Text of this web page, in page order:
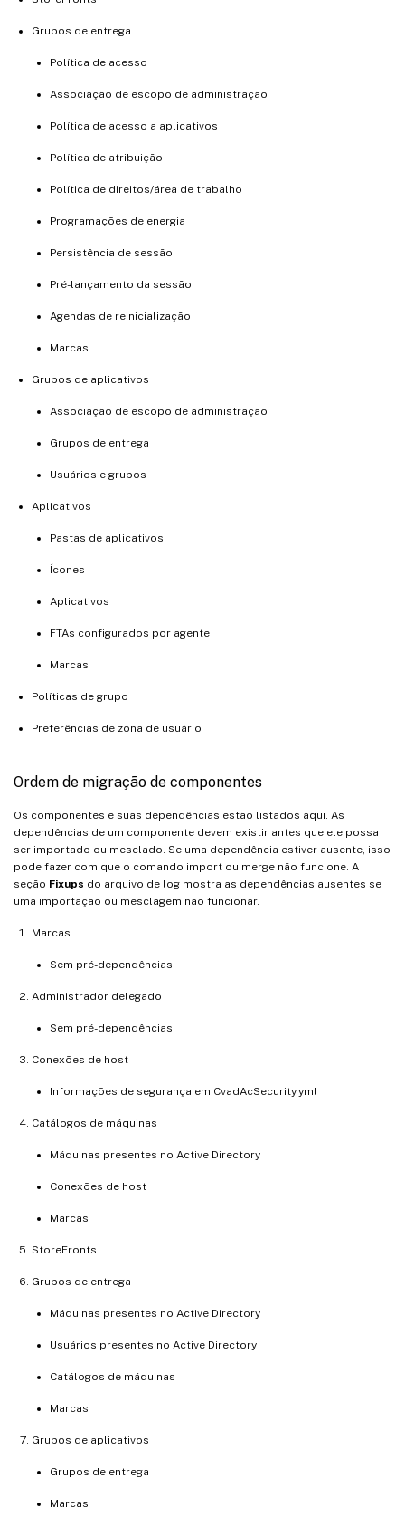
Grupos de entrega
Política de acesso
Associação de escopo de administração
Política de acesso a aplicativos
Política de atribuição
Política de direitos/área de trabalho
Programações de energia
Persistência de sessão
Pré-lançamento da sessão
Agendas de reinicialização
Marcas
Grupos de aplicativos
Associação de escopo de administração
Grupos de entrega
Usuários e grupos
Aplicativos
Pastas de aplicativos
Ícones
Aplicativos
FTAs configurados por agente
Marcas
Políticas de grupo
Preferências de zona de usuário
Ordem de migração de componentes
Os componentes e suas dependências estão listados aqui. As
dependências de um componente devem existir antes que ele possa
ser importado ou mesclado. Se uma dependência estiver ausente, isso
pode fazer com que o comando import ou merge não funcione. A
seção Fixups do arquivo de log mostra as dependências ausentes se
uma importação ou mesclagem não funcionar.
Marcas
Sem pré-dependências
Administrador delegado
Sem pré-dependências
Conexões de host
Informações de segurança em CvadAcSecurity.yml
Catálogos de máquinas
Máquinas presentes no Active Directory
Conexões de host
Marcas
StoreFronts
Grupos de entrega
Máquinas presentes no Active Directory
Usuários presentes no Active Directory
Catálogos de máquinas
Marcas
Grupos de aplicativos
Grupos de entrega
Marcas